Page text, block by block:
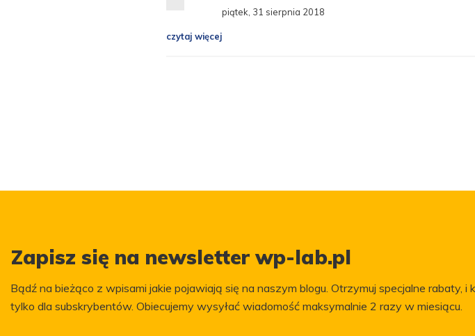
piątek, 31 sierpnia 2018
czytaj więcej
Zapisz się na newsletter wp-lab.pl
Bądź na bieżąco z wpisami jakie pojawiają się na naszym blogu. Otrzymuj specjalne rabaty,
tylko dla subskrybentów. Obiecujemy wysyłać wiadomość maksymalnie 2 razy w miesiącu.